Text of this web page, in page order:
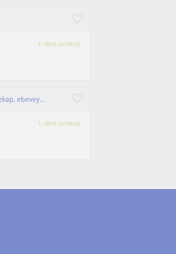
1. ders ücretsiz
Online ders çalışma alışkanlığı, davranış sorunları, Eğitim çekap, ebeveyn koçluğu, LGS hazırlık koçu
1. ders ücretsiz